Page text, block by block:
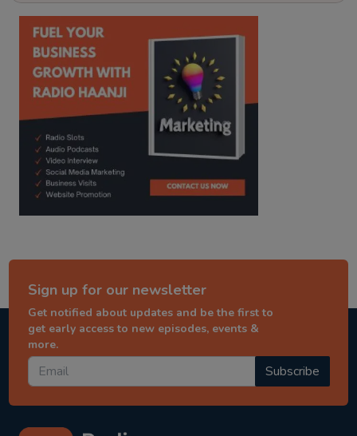
kitaab kahani punjabi story
Sign up for our newsletter
Get notified about updates and be the first to
get early access to new episodes, events &
more.
Subscribe